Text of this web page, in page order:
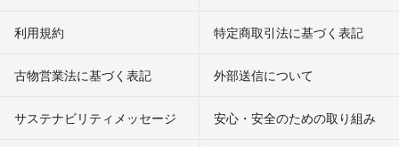
利用規約 特定商取引法に基づく表記
古物営業法に基づく表記 外部送信について
サステナビリティメッセージ 安心・安全のための取り組み